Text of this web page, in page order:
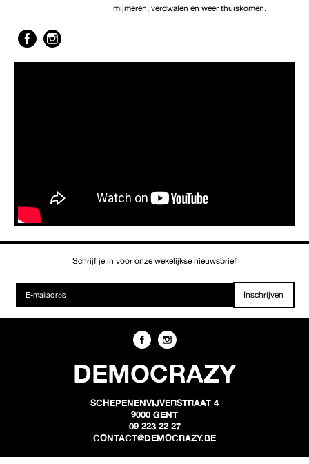
mijmeren, verdwalen en weer thuiskomen.
Schrijf je in voor onze wekelijkse nieuwsbrief
Inschrijven
DEMOCRAZY
SCHEPENENVIJVERSTRAAT 4
9000 GENT
09 223 22 27
CONTACT@DEMOCRAZY.BE